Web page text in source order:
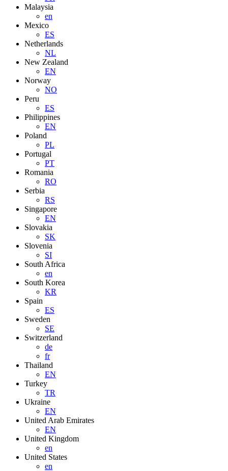
Malaysia
en
Mexico
ES
Netherlands
NL
New Zealand
EN
Norway
NO
Peru
ES
Philippines
EN
Poland
PL
Portugal
PT
Romania
RO
Serbia
RS
Singapore
EN
Slovakia
SK
Slovenia
SI
South Africa
en
South Korea
KR
Spain
ES
Sweden
SE
Switzerland
de
fr
Thailand
EN
Turkey
TR
Ukraine
EN
United Arab Emirates
EN
United Kingdom
en
United States
en